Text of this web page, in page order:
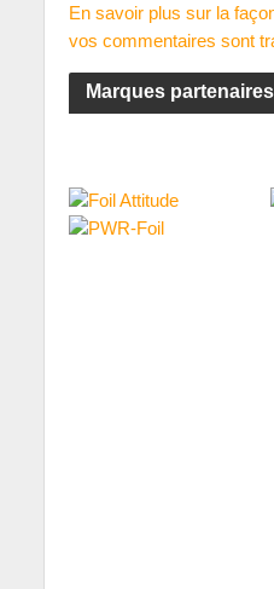
En savoir plus sur la
vos commentaires sont
Marques partenaires